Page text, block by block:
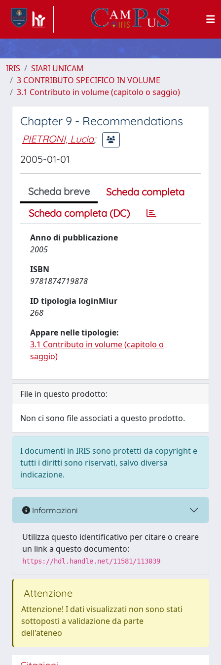
IRIS
SIARI UNICAM
3 CONTRIBUTO SPECIFICO IN VOLUME
3.1 Contributo in volume (capitolo o saggio)
Chapter 9 - Recommendations
PIETRONI, Lucia;
2005-01-01
Scheda breve
Scheda completa
Scheda completa (DC)
Anno di pubblicazione
2005
ISBN
9781874719878
ID tipologia loginMiur
268
Appare nelle tipologie:
3.1 Contributo in volume (capitolo o
saggio)
File in questo prodotto:
Non ci sono file associati a questo prodotto.
I documenti in IRIS sono protetti da copyright e
tutti i diritti sono riservati, salvo diversa
indicazione.
Informazioni
Utilizza questo identificativo per citare o creare
un link a questo documento:
https://hdl.handle.net/11581/113039
Attenzione
Attenzione! I dati visualizzati non sono stati
sottoposti a validazione da parte
dell'ateneo